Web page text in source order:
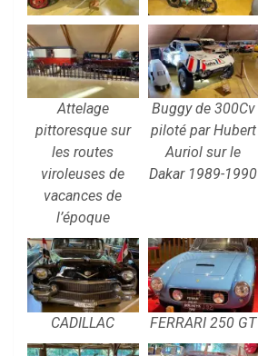
Attelage
pittoresque sur
les routes
viroleuses de
vacances de
l’époque
Buggy de 300Cv
piloté par Hubert
Auriol sur le
Dakar 1989-1990
CADILLAC FERRARI 250 GT